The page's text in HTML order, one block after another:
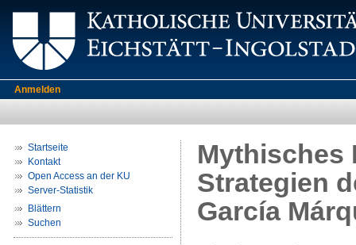
Anmelden
Startseite
Kontakt
Open Access an der KU
Server-Statistik
Blättern
Suchen
Mythisches
Strategien
García